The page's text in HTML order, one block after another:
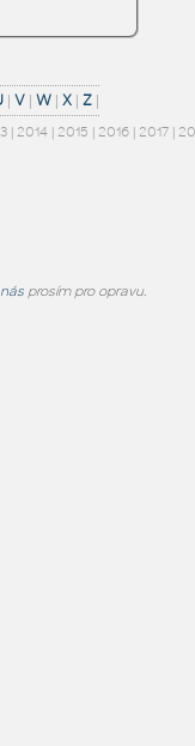
|V |W |X |Z |
| 2014| 2015 | 2016| 2017|
prosím pro opravu.